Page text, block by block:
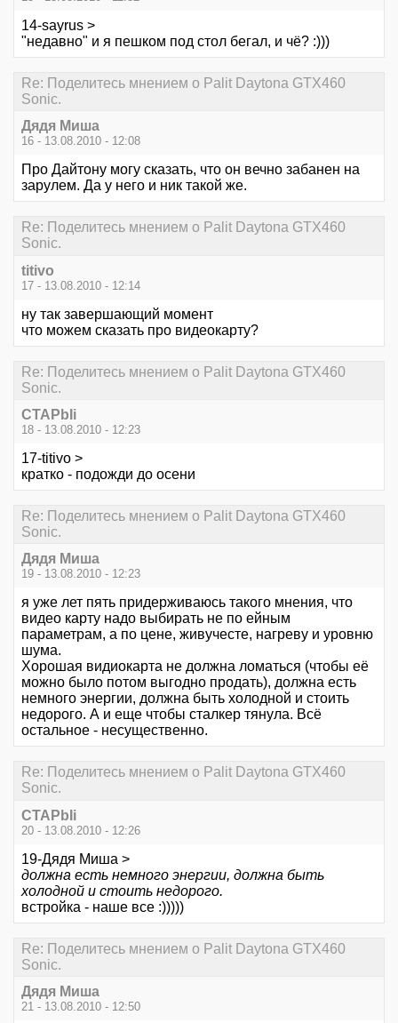
14-sayrus >
"недавно" и я пешком под стол бегал, и чё? :)))
Re: Поделитесь мнением о Palit Daytona GTX460
Sonic.
Дядя Миша
16 - 13.08.2010 - 12:08
Про Дайтону могу сказать, что он вечно забанен на
зарулем. Да у него и ник такой же.
Re: Поделитесь мнением о Palit Daytona GTX460
Sonic.
titivo
17 - 13.08.2010 - 12:14
ну так завершающий момент
что можем сказать про видеокарту?
Re: Поделитесь мнением о Palit Daytona GTX460
Sonic.
CTAPbIi
18 - 13.08.2010 - 12:23
17-titivo >
кратко - подожди до осени
Re: Поделитесь мнением о Palit Daytona GTX460
Sonic.
Дядя Миша
19 - 13.08.2010 - 12:23
я уже лет пять придерживаюсь такого мнения, что
видео карту надо выбирать не по ейным
параметрам, а по цене, живучесте, нагреву и уровню
шума.
Хорошая видиокарта не должна ломаться (чтобы её
можно было потом выгодно продать), должна есть
немного энергии, должна быть холодной и стоить
недорого. А и еще чтобы сталкер тянула. Всё
остальное - несущественно.
Re: Поделитесь мнением о Palit Daytona GTX460
Sonic.
CTAPbIi
20 - 13.08.2010 - 12:26
19-Дядя Миша >
должна есть немного энергии, должна быть
холодной и стоить недорого.
встройка - наше все :)))))
Re: Поделитесь мнением о Palit Daytona GTX460
Sonic.
Дядя Миша
21 - 13.08.2010 - 12:50